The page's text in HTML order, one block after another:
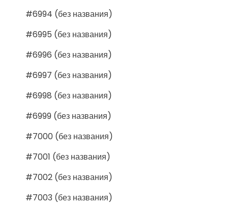
#6994 (без названия)
#6995 (без названия)
#6996 (без названия)
#6997 (без названия)
#6998 (без названия)
#6999 (без названия)
#7000 (без названия)
#7001 (без названия)
#7002 (без названия)
#7003 (без названия)